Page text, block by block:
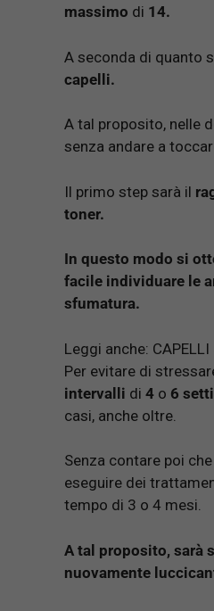
massimo di 14.
A seconda di quanto
capelli.
A tal proposito, nelle
senza andare a
Il primo step sarà il
toner.
In questo modo si
facile individuare le
sfumatura.
Leggi anche: CAPELLI
Per evitare di
intervalli di 4 o 6
casi, anche oltre.
Senza contare poi
eseguire dei
tempo di 3 o 4 mesi.
A tal proposito, sarà
nuovamente